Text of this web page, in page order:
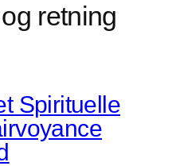
retning
Spirituelle